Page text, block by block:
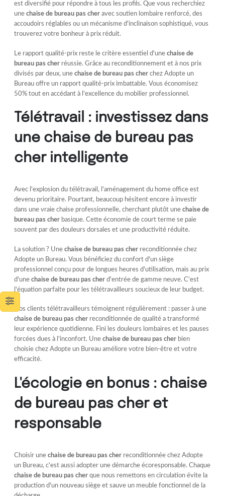
est diversifié pour répondre à tous les profils. Que vous recherchiez
unechaise de bureau pas cher avec soutien lombaire renforcé, des
accoudoirs réglables ou un mécanisme d'inclinaison sophistiqué, vous
trouverez votre bonheur à prix réduit.
Le rapport qualité-prix reste le critère essentiel d'unechaise de
bureau pas cher réussie. Grâce au reconditionnement et à nos prix
divisés par deux, unechaise de bureau pas cher chez Adopte un
Bureau offre un rapport qualité-prix imbattable. Vous économisez
50% tout en accédant à l'excellence du mobilier professionnel.
Télétravail : investissez dans
une chaise de bureau pas
cher intelligente
Avec l'explosion du télétravail, l'aménagement du home office est
devenu prioritaire. Pourtant, beaucoup hésitent encore à investir
dans une vraie chaise professionnelle, cherchant plutôt unechaise de
bureau pas cher basique. Cette économie de court terme se paie
souvent par des douleurs dorsales et une productivité réduite.
La solution ? Unechaise de bureau pas cher reconditionnée chez
Adopte un Bureau. Vous bénéficiez du confort d'un siège
professionnel conçu pour de longues heures d'utilisation, mais au prix
d'unechaise de bureau pas cher d'entrée de gamme neuve. C'est
l'équation parfaite pour les télétravailleurs soucieux de leur budget.
Nos clients télétravailleurs témoignent régulièrement : passer à une
chaise de bureau pas cher reconditionnée de qualité a transformé
leur expérience quotidienne. Fini les douleurs lombaires et les pauses
forcées dues à l'inconfort. Unechaise de bureau pas cher bien
choisie chez Adopte un Bureau améliore votre bien-être et votre
efficacité.
L'écologie en bonus : chaise
de bureau pas cher et
responsable
Choisir unechaise de bureau pas cher reconditionnée chez Adopte
un Bureau, c'est aussi adopter une démarche écoresponsable. Chaque
chaise de bureau pas cher que nous remettons en circulation évite la
production d'un nouveau siège et sauve un meuble fonctionnel de la